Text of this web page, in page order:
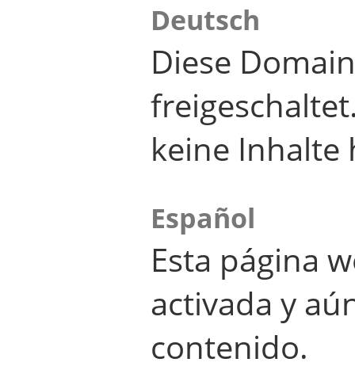
Deutsch
Diese
keine Inhalte
Español
Esta página
activada y
contenido.